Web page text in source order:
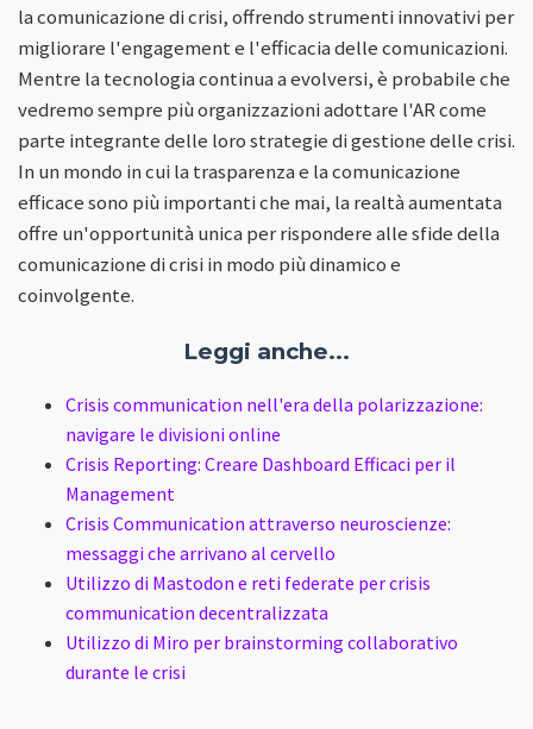
la comunicazione di crisi, offrendo strumenti innovativi per
migliorare l'engagement e l'efficacia delle comunicazioni.
Mentre la tecnologia continua a evolversi, è probabile che
vedremo sempre più organizzazioni adottare l'AR come
parte integrante delle loro strategie di gestione delle crisi.
In un mondo in cui la trasparenza e la comunicazione
efficace sono più importanti che mai, la realtà aumentata
offre un'opportunità unica per rispondere alle sfide della
comunicazione di crisi in modo più dinamico e
coinvolgente.
Leggi anche...
Crisis communication nell'era della polarizzazione:
navigare le divisioni online
Crisis Reporting: Creare Dashboard Efficaci per il
Management
Crisis Communication attraverso neuroscienze:
messaggi che arrivano al cervello
Utilizzo di Mastodon e reti federate per crisis
communication decentralizzata
Utilizzo di Miro per brainstorming collaborativo
durante le crisi